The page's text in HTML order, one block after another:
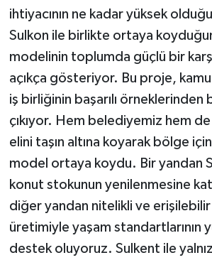
ihtiyacının ne kadar yüksek
Sulkon ile birlikte ortaya
modelinin toplumda güçlü bir
açıkça gösteriyor. Bu proje,
iş birliğinin başarılı örneklerinden
çıkıyor. Hem belediyemiz hem
elini taşın altına koyarak bölge
model ortaya koydu. Bir yandan
konut stokunun yenilenmesine
diğer yandan nitelikli ve
üretimiyle yaşam standartlarının
destek oluyoruz. Sulkent ile